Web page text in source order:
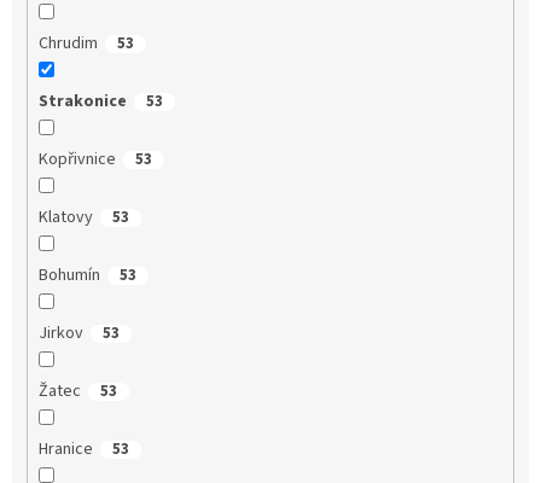
Chrudim 53
Strakonice 53
Kopřivnice 53
Klatovy 53
Bohumín 53
Jirkov 53
Žatec 53
Hranice 53